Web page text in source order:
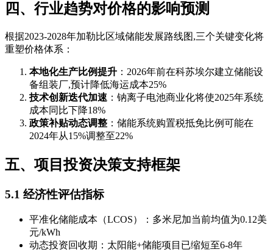
四、行业趋势对价格的影响预测
根据2023-2028年加勒比区域储能发展路线图,三个关键变化将
重塑价格体系：
本地化生产比例提升 ：2026年前在科苏埃尔建立储能设
备组装厂,预计降低海运成本25%
技术创新迭代加速 ：钠离子电池商业化将使2025年系统
成本同比下降18%
政策补贴动态调整 ：储能系统购置税抵免比例可能在
2024年从15%调整至22%
五、项目投资决策支持框架
5.1 经济性评估指标
平准化储能成本（LCOS）：多米尼加当前均值为0.12美
元/kWh
动态投资回收期：太阳能+储能项目已缩短至6-8年